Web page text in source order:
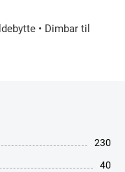
• Dimbar til
230
40